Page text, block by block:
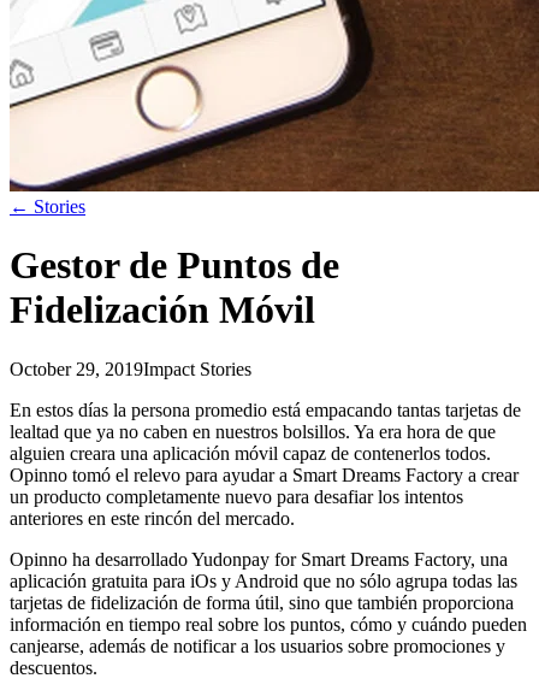
← Stories
Gestor de Puntos de
Fidelización Móvil
October 29, 2019Impact Stories
En estos días la persona promedio está empacando tantas tarjetas de
lealtad que ya no caben en nuestros bolsillos. Ya era hora de que
alguien creara una aplicación móvil capaz de contenerlos todos.
Opinno tomó el relevo para ayudar a Smart Dreams Factory a crear
un producto completamente nuevo para desafiar los intentos
anteriores en este rincón del mercado.
Opinno ha desarrollado Yudonpay for Smart Dreams Factory, una
aplicación gratuita para iOs y Android que no sólo agrupa todas las
tarjetas de fidelización de forma útil, sino que también proporciona
información en tiempo real sobre los puntos, cómo y cuándo pueden
canjearse, además de notificar a los usuarios sobre promociones y
descuentos.